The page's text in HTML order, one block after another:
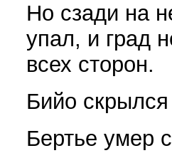
Но сзади на
упал, и град
всех сторон.
Бийо
Бертье умер